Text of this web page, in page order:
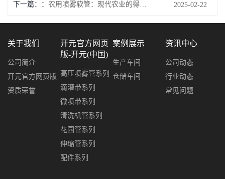
下一篇： 农用喷雾软管：现代农业的得力助手 2025-02-22
关于我们
公司简介
开元官方网页版
资质荣誉
开元官方网页
版-开元(中国)
高压喷雾管系列
滴灌带系列
微喷带系列
清洗机管系列
花园管系列
伸缩管系列
配件系列
案例展示
生产车间
仓储车间
资讯中心
公司动态
行业动态
常见问题